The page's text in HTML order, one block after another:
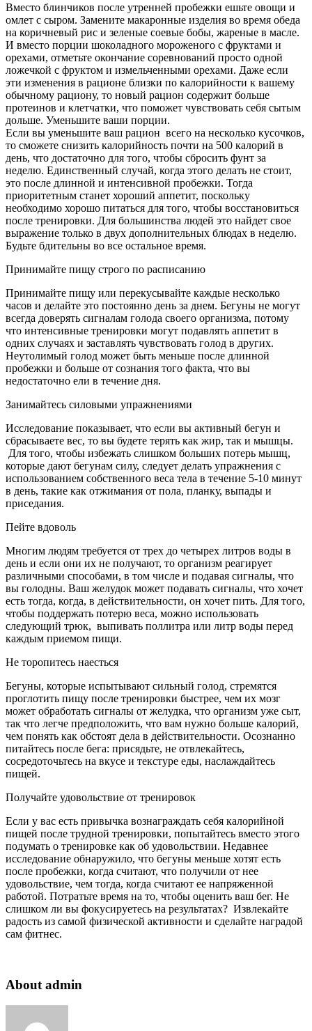
Вместо блинчиков после утренней пробежки ешьте овощи и
омлет с сыром. Замените макаронные изделия во время обеда
на коричневый рис и зеленые соевые бобы, жареные в масле.
И вместо порции шоколадного мороженого с фруктами и
орехами, отметьте окончание соревнований просто одной
ложечкой с фруктом и измельченными орехами. Даже если
эти изменения в рационе близки по калорийности к вашему
обычному рациону, то новый рацион содержит больше
протеинов и клетчатки, что поможет чувствовать себя сытым
дольше. Уменьшите ваши порции.
Если вы уменьшите ваш рацион всего на несколько кусочков,
то сможете снизить калорийность почти на 500 калорий в
день, что достаточно для того, чтобы сбросить фунт за
неделю. Единственный случай, когда этого делать не стоит,
это после длинной и интенсивной пробежки. Тогда
приоритетным станет хороший аппетит, поскольку
необходимо хорошо питаться для того, чтобы восстановиться
после тренировки. Для большинства людей это найдет свое
выражение только в двух дополнительных блюдах в неделю.
Будьте бдительны во все остальное время.
Принимайте пищу строго по расписанию
Принимайте пищу или перекусывайте каждые несколько
часов и делайте это постоянно день за днем. Бегуны не могут
всегда доверять сигналам голода своего организма, потому
что интенсивные тренировки могут подавлять аппетит в
одних случаях и заставлять чувствовать голод в других.
Неутолимый голод может быть меньше после длинной
пробежки и больше от сознания того факта, что вы
недостаточно ели в течение дня.
Занимайтесь силовыми упражнениями
Исследование показывает, что если вы активный бегун и
сбрасываете вес, то вы будете терять как жир, так и мышцы.
Для того, чтобы избежать слишком больших потерь мышц,
которые дают бегунам силу, следует делать упражнения с
использованием собственного веса тела в течение 5-10 минут
в день, такие как отжимания от пола, планку, выпады и
приседания.
Пейте вдоволь
Многим людям требуется от трех до четырех литров воды в
день и если они их не получают, то организм реагирует
различными способами, в том числе и подавая сигналы, что
вы голодны. Ваш желудок может подавать сигналы, что хочет
есть тогда, когда, в действительности, он хочет пить. Для того,
чтобы поддержать потерю веса, можно использовать
следующий трюк, выпивать поллитра или литр воды перед
каждым приемом пищи.
Не торопитесь наесться
Бегуны, которые испытывают сильный голод, стремятся
проглотить пищу после тренировки быстрее, чем их мозг
может обработать сигналы от желудка, что организм уже сыт,
так что легче предположить, что вам нужно больше калорий,
чем понять как обстоят дела в действительности. Осознанно
питайтесь после бега: присядьте, не отвлекайтесь,
сосредоточьтесь на вкусе и текстуре еды, наслаждайтесь
пищей.
Получайте удовольствие от тренировок
Если у вас есть привычка вознаграждать себя калорийной
пищей после трудной тренировки, попытайтесь вместо этого
подумать о тренировке как об удовольствии. Недавнее
исследование обнаружило, что бегуны меньше хотят есть
после пробежки, когда считают, что получили от нее
удовольствие, чем тогда, когда считают ее напряженной
работой. Потратьте время на то, чтобы оценить ваш бег. Не
слишком ли вы фокусируетесь на результатах? Извлекайте
радость из самой физической активности и сделайте наградой
сам фитнес.
About admin